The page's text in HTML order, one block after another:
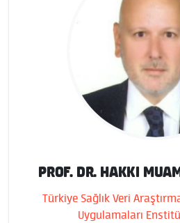
PROF. DR. HAKKI
Türkiye Sağlık Veri
Uygulamaları